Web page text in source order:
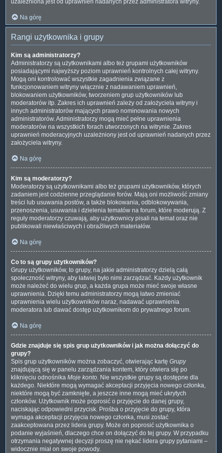
uzależniona jest od uprawnień nadanych przez administratora witryny.
Na górę
Rangi użytkownika i grupy
Kim są administratorzy?
Administratorzy są użytkownikami albo też grupami użytkowników
posiadającymi najwyższy poziom uprawnień kontrolnych całej witryny.
Mogą oni kontrolować wszystkie zagadnienia związane z
funkcjonowaniem witryny włącznie z nadawaniem uprawnień,
blokowaniem użytkowników, tworzeniem grup użytkowników lub
moderatorów itp. Zakres ich uprawnień zależy od założyciela witryny i
innych administratorów mających prawo nominowania nowych
administratorów. Administratorzy mogą mieć pełne uprawnienia
moderatorów na wszystkich forach utworzonych na witrynie. Zakres
uprawnień moderacyjnych uzależniony jest od uprawnień nadanych przez
założyciela witryny.
Na górę
Kim są moderatorzy?
Moderatorzy są użytkownikami albo też grupami użytkowników, których
zadaniem jest codzienne przeglądanie forów. Mają oni możliwość zmiany
treści lub usuwania postów, a także blokowania, odblokowywania,
przenoszenia, usuwania i dzielenia tematów na forum, które moderują. Z
reguły moderatorzy czuwają, aby użytkownicy pisali na temat oraz nie
publikowali niewłaściwych i obraźliwych materiałów.
Na górę
Co to są grupy użytkowników?
Grupy użytkowników, to grupy, na jakie administratorzy dzielą całą
społeczność witryny, aby łatwiej było nimi zarządzać. Każdy użytkownik
może należeć do wielu grup, a każda grupa może mieć swoje własne
uprawnienia. Dzięki temu administratorzy mogą łatwo zmieniać
uprawnienia wielu użytkowników naraz, nadawać uprawnienia
moderatora lub dawać dostęp użytkownikom do prywatnego forum.
Na górę
Gdzie znajduje się spis grup użytkowników i jak można dołączyć do
grupy?
Spis grup użytkowników można zobaczyć, otwierając kartę Grupy
znajdującą się w panelu zarządzania kontem, który otwiera się po
kliknięciu odnośnika Moje konto. Nie wszystkie grupy są dostępne dla
każdego. Niektóre mogą wymagać akceptacji przyjęcia nowego członka,
niektóre mogą być zamknięte, a jeszcze inne mogą mieć ukrytych
członków. Użytkownik może poprosić o przyjęcie do danej grupy,
naciskając odpowiedni przycisk. Prośba o przyjęcie do grupy, która
wymaga akceptacji przyjęcia nowego członka, musi zostać
zaakceptowana przez lidera grupy. Może on poprosić użytkownika o
podanie wyjaśnień, dlaczego chce on dołączyć do tej grupy. W przypadku
otrzymania negatywnej decyzji proszę nie nękać lidera grupy pytaniami –
widocznie miał on swoje powody.